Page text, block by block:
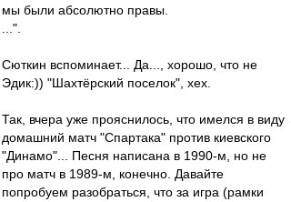
мы были абсолютно правы.
...".
Сюткин вспоминает... Да..., хорошо, что не
Эдик:)) "Шахтёрский поселок", хех.
Так, вчера уже прояснилось, что имелся в виду
домашний матч "Спартака" против киевского
"Динамо"... Песня написана в 1990-м, но не
про матч в 1989-м, конечно. Давайте
попробуем разобраться, что за игра (рамки